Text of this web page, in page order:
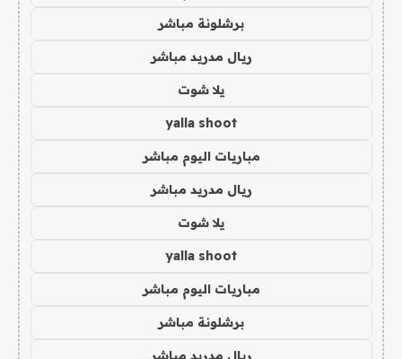
برشلونة مباشر
ريال مدريد مباشر
يلا شوت
yalla shoot
مباريات اليوم مباشر
ريال مدريد مباشر
يلا شوت
yalla shoot
مباريات اليوم مباشر
برشلونة مباشر
ريال مدريد مباشر